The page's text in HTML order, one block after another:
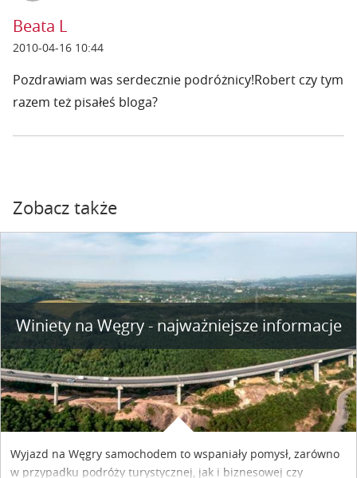
Beata L
2010-04-16 10:44
Pozdrawiam was serdecznie podróżnicy!Robert czy tym
razem też pisałeś bloga?
Zobacz także
Winiety na Węgry - najważniejsze informacje
Wyjazd na Węgry samochodem to wspaniały pomysł, zarówno
w przypadku podróży turystycznej, jak i biznesowej czy